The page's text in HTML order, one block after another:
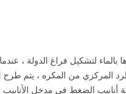
لتشكيل فراغ الدولة ،
المركزي من المكره ، يتم